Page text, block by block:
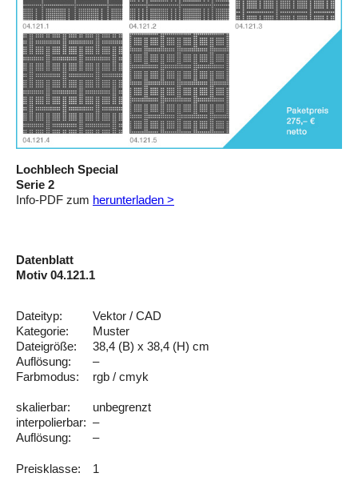
Lochblech Special
Serie 2
Info-PDF zum herunterladen >
Datenblatt
Motiv 04.121.1
Dateityp:
Vektor / CAD
Kategorie:
Muster
Dateigröße:
38,4 (B) x 38,4 (H) cm
Auflösung:
–
Farbmodus:
rgb / cmyk
skalierbar:
unbegrenzt
interpolierbar: –
Auflösung:
–
Preisklasse: 1